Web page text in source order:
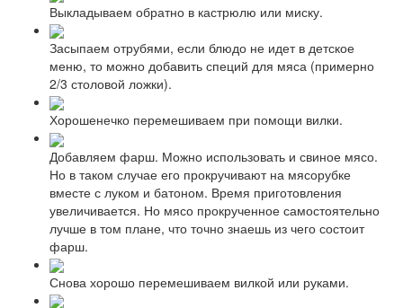
Выкладываем обратно в кастрюлю или миску.
Засыпаем отрубями, если блюдо не идет в детское
меню, то можно добавить специй для мяса (примерно
2/3 столовой ложки).
Хорошенечко перемешиваем при помощи вилки.
Добавляем фарш. Можно использовать и свиное мясо.
Но в таком случае его прокручивают на мясорубке
вместе с луком и батоном. Время приготовления
увеличивается. Но мясо прокрученное самостоятельно
лучше в том плане, что точно знаешь из чего состоит
фарш.
Снова хорошо перемешиваем вилкой или руками.